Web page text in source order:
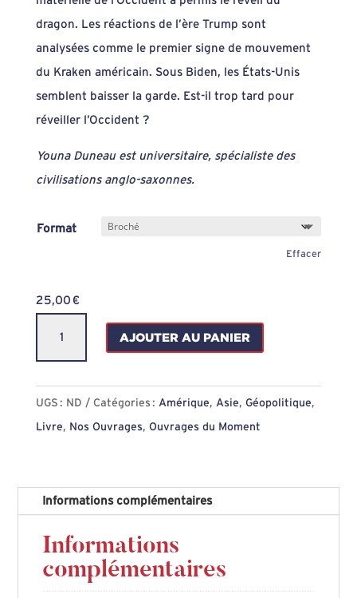
dragon. Les réactions de l’ère Trump sont
analysées comme le premier signe de mouvement
du Kraken américain. Sous Biden, les États-Unis
semblent baisser la garde. Est-il trop tard pour
réveiller l’Occident ?
Youna Duneau est universitaire, spécialiste des
civilisations anglo-saxonnes.
Format
Effacer
25,00 €
réveil
du
la
revanche
du
Kraken,
AJOUTER AU PANIER
UGS : ND Catégories : Amérique, Asie, Géopolitique,
Livre, Nos Ouvrages, Ouvrages du Moment
Informations complémentaires
Informations
complémentaires